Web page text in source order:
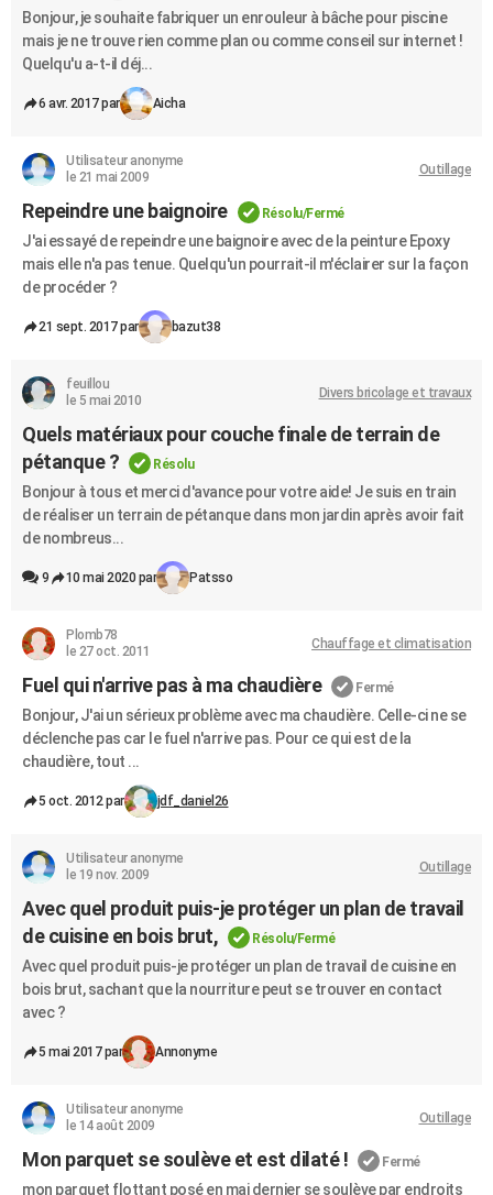
Bonjour, je souhaite fabriquer un enrouleur à bâche pour piscine
mais je ne trouve rien comme plan ou comme conseil sur internet !
Quelqu'u a-t-il déj...
6 avr. 2017 par Aicha
Utilisateur anonyme
le 21 mai 2009
Outillage
Repeindre une baignoire Résolu/Fermé
J'ai essayé de repeindre une baignoire avec de la peinture Epoxy
mais elle n'a pas tenue. Quelqu'un pourrait-il m'éclairer sur la façon
de procéder ?
21 sept. 2017 par bazut38
feuillou
le 5 mai 2010
Divers bricolage et travaux
Quels matériaux pour couche finale de terrain de
pétanque ?
Résolu
Bonjour à tous et merci d'avance pour votre aide! Je suis en train
de réaliser un terrain de pétanque dans mon jardin après avoir fait
de nombreus...
9 10 mai 2020 par Patsso
Plomb78
le 27 oct. 2011
Chauffage et climatisation
Fuel qui n'arrive pas à ma chaudière Fermé
Bonjour, J'ai un sérieux problème avec ma chaudière. Celle-ci ne se
déclenche pas car le fuel n'arrive pas. Pour ce qui est de la
chaudière, tout ...
5 oct. 2012 par jdf_daniel26
Utilisateur anonyme
le 19 nov. 2009
Outillage
Avec quel produit puis-je protéger un plan de travail
de cuisine en bois brut,
Résolu/Fermé
Avec quel produit puis-je protéger un plan de travail de cuisine en
bois brut, sachant que la nourriture peut se trouver en contact
avec ?
5 mai 2017 par Annonyme
Utilisateur anonyme
le 14 août 2009
Outillage
Mon parquet se soulève et est dilaté ! Fermé
mon parquet flottant posé en mai dernier se soulève par endroits